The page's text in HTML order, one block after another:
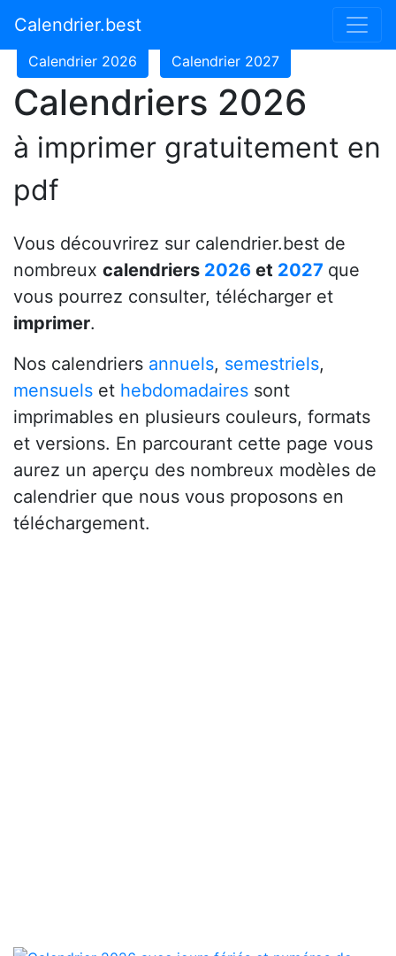
Calendrier.best
Calendrier 2024
Calendrier 2026 Calendrier 2027
Calendriers 2026
à imprimer gratuitement en
pdf
Vous découvrirez sur calendrier.best de
nombreux calendriers 2026 et 2027 que
vous pourrez consulter, télécharger et
imprimer.
Nos calendriers annuels, semestriels,
mensuels et hebdomadaires sont
imprimables en plusieurs couleurs, formats
et versions. En parcourant cette page vous
aurez un aperçu des nombreux modèles de
calendrier que nous vous proposons en
téléchargement.